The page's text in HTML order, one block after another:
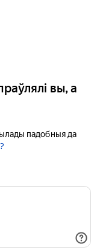
вы, а
падобныя да